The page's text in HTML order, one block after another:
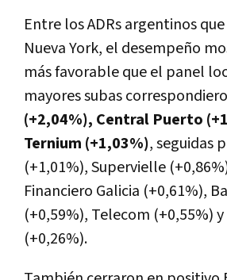
Entre los ADRs argentinos
Nueva York, el desempeño
más favorable que el panel
mayores subas
(+2,04%), Central Puerto
Ternium (+1,03%), seguidas
(+1,01%), Supervielle
Financiero Galicia (+0,61%),
(+0,59%), Telecom (+0,55%)
(+0,26%).